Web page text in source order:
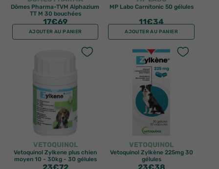
Dômes Pharma-TVM Alphazium
TT M 30 bouchées
17€69
AJOUTER AU PANIER
MP Labo Carnitonic 50 gélules
11€34
AJOUTER AU PANIER
VETOQUINOL
Vetoquinol Zylkene plus chien
moyen 10 - 30kg - 30 gélules
23€72
VETOQUINOL
Vetoquinol Zylkène 225mg 30
gélules
23€38